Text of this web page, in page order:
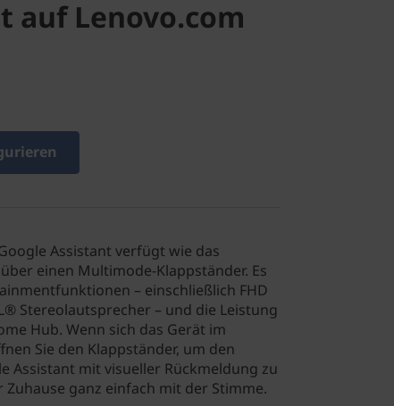
auf Lenovo.com
Assistant verfügt wie das
einen Multimode-Klappständer. Es
– einschließlich FHD
Stereolautsprecher – und die Leistung
Hub. Wenn sich das Gerät im
Sie den Klappständer, um den
Assistant mit visueller Rückmeldung zu
Zuhause ganz einfach mit der Stimme.